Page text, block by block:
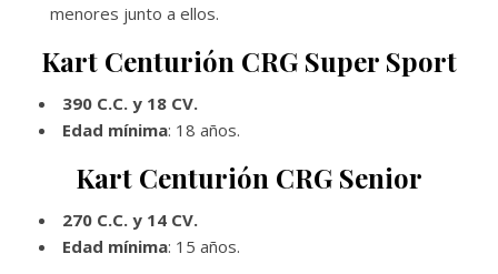
menores junto a ellos.
Kart Centurión CRG Super Sport
390 C.C. y 18 CV.
Edad mínima: 18 años.
Kart Centurión CRG Senior
270 C.C. y 14 CV.
Edad mínima: 15 años.